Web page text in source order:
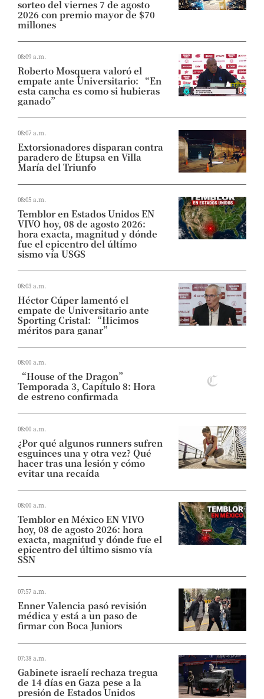
sorteo del viernes 7 de agosto
2026 con premio mayor de $70
millones
08:09 a.m.
Roberto Mosquera valoró el
empate ante Universitario: “En
esta cancha es como si hubieras
ganado”
08:07 a.m.
Extorsionadores disparan contra
paradero de Etupsa en Villa
María del Triunfo
08:05 a.m.
Temblor en Estados Unidos EN
VIVO hoy, 08 de agosto 2026:
hora exacta, magnitud y dónde
fue el epicentro del último
sismo vía USGS
08:03 a.m.
Héctor Cúper lamentó el
empate de Universitario ante
Sporting Cristal: “Hicimos
méritos para ganar”
08:00 a.m.
“House of the Dragon”
Temporada 3, Capítulo 8: Hora
de estreno confirmada
08:00 a.m.
¿Por qué algunos runners sufren
esguinces una y otra vez? Qué
hacer tras una lesión y cómo
evitar una recaída
08:00 a.m.
Temblor en México EN VIVO
hoy, 08 de agosto 2026: hora
exacta, magnitud y dónde fue el
epicentro del último sismo vía
SSN
07:57 a.m.
Enner Valencia pasó revisión
médica y está a un paso de
firmar con Boca Juniors
07:38 a.m.
Gabinete israelí rechaza tregua
de 14 días en Gaza pese a la
presión de Estados Unidos